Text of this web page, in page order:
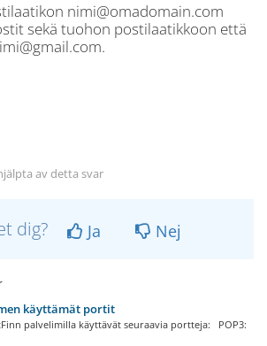
nimi@omadomain.com
sekä tuohon postilaatikkoon että
av detta svar
dig? Ja Nej
käyttämät portit
palvelimilla käyttävät seuraavia portteja: POP3: